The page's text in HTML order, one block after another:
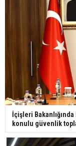
İçişleri
konulu güvenlik